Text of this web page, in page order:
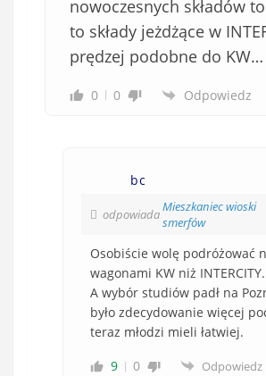
nowoczesnych składów
to składy jeżdżące w
prędzej podobne do KW…
0 0 Odpowiedz
bc
odpowiadaMieszkaniec wioski
smerfów
Osobiście wolę podróżować
wagonami KW niż INTERCITY.
A wybór studiów padł na
było zdecydowanie więcej
teraz młodzi mieli łatwiej.
9
0 Odpowiedz